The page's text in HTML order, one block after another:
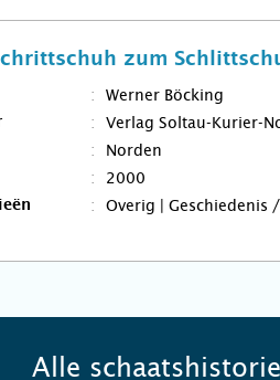
zum
Werner Böcking
Verlag Soltau-Kurier-
Norden
2000
Overig | Geschiedenis
Alle